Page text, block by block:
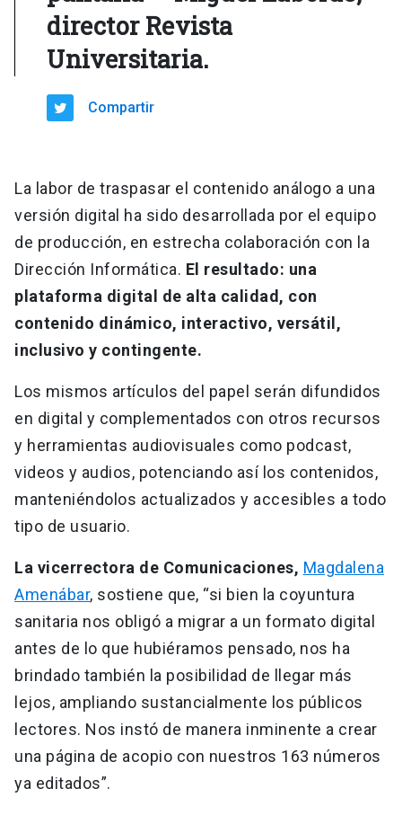
director Revista
Universitaria.
Compartir
La labor de traspasar el contenido análogo a una
versión digital ha sido desarrollada por el equipo
de producción, en estrecha colaboración con la
Dirección Informática. El resultado: una
plataforma digital de alta calidad, con
contenido dinámico, interactivo, versátil,
inclusivo y contingente.
Los mismos artículos del papel serán difundidos
en digital y complementados con otros recursos
y herramientas audiovisuales como podcast,
videos y audios, potenciando así los contenidos,
manteniéndolos actualizados y accesibles a todo
tipo de usuario.
La vicerrectora de Comunicaciones, Magdalena
Amenábar, sostiene que, “si bien la coyuntura
sanitaria nos obligó a migrar a un formato digital
antes de lo que hubiéramos pensado, nos ha
brindado también la posibilidad de llegar más
lejos, ampliando sustancialmente los públicos
lectores. Nos instó de manera inminente a crear
una página de acopio con nuestros 163 números
ya editados”.